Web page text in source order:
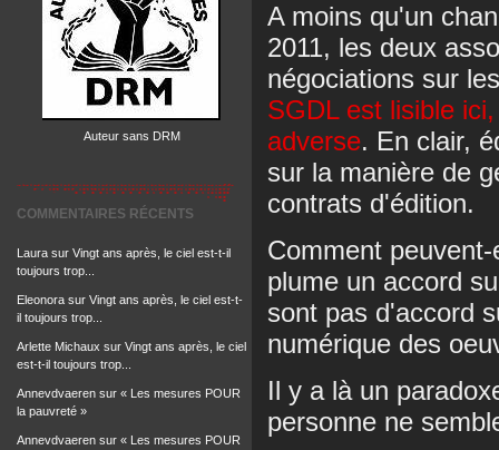
Auteur sans DRM
COMMENTAIRES RÉCENTS
Laura sur Vingt ans après, le ciel est-t-il
toujours trop...
Eleonora sur Vingt ans après, le ciel est-t-
il toujours trop...
Arlette Michaux sur Vingt ans après, le ciel
est-t-il toujours trop...
Annevdvaeren sur « Les mesures POUR
la pauvreté »
Annevdvaeren sur « Les mesures POUR
A moins qu'un
2011, les deux
négociations sur
SGDL est lisible
adverse. En clair,
sur la manière de
contrats d'édition.
Comment
plume un accord
sont pas d'accord
numérique des
Il y a là un
personne ne